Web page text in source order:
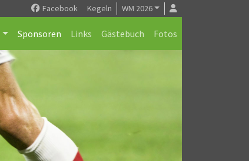
Facebook Kegeln WM 2026
Sponsoren Links Gästebuch Fotos